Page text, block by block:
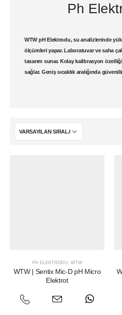
Ph
WTW pH Elektrodu, su analizlerinde
ölçümleri yapar. Laboratuvar ve saha
tasarım sunar. Kolay kalibrasyon
sağlar. Geniş sıcaklık aralığında
PH ELEKTRODU , WTW
WTW | Sentix Mic-D pH Micro
Elektrot